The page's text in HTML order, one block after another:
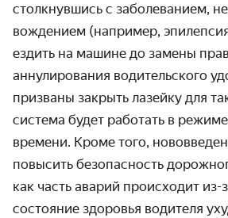
столкнувшись с заболеванием,
вождением (например,
ездить на машине до замены
аннулирования водительского
призваны закрыть лазейку для
система будет работать в
времени. Кроме того,
повысить безопасность
как часть аварий происходит из-
состояние здоровья водителя